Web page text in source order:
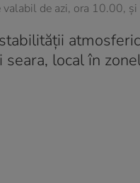
de azi, ora 10.00,
local în